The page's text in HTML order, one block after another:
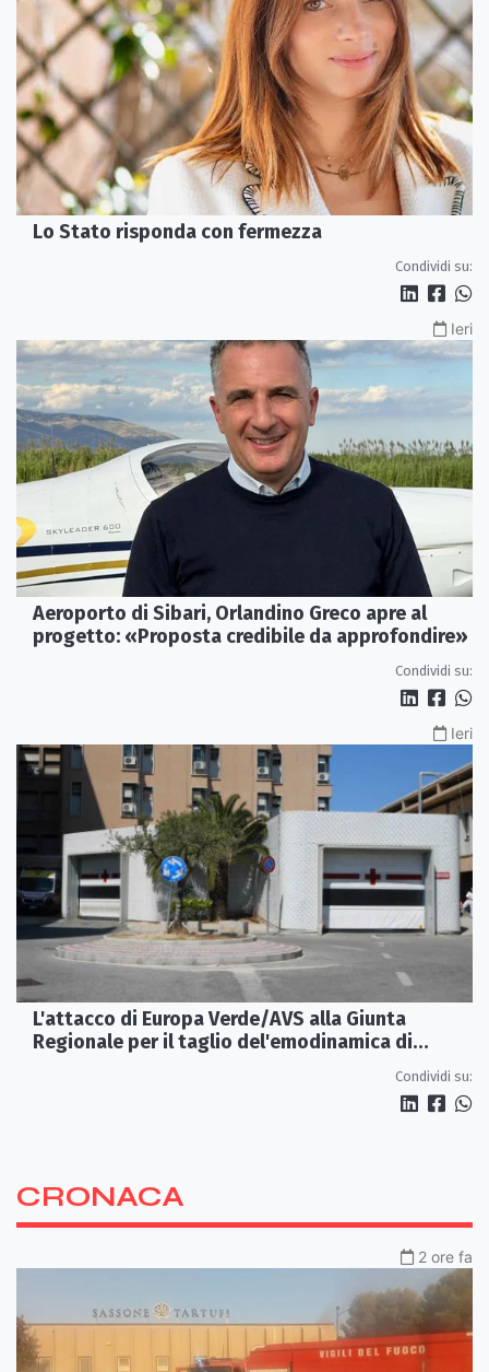
Lo Stato risponda con fermezza
Condividi su:
Ieri
Aeroporto di Sibari, Orlandino Greco apre al
progetto: «Proposta credibile da approfondire»
Condividi su:
Ieri
L'attacco di Europa Verde/AVS alla Giunta
Regionale per il taglio del'emodinamica di
Condividi su:
CRONACA
2 ore fa